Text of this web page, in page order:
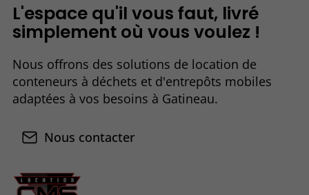
L'espace qu'il vous faut, livré
simplement où vous voulez !
Nous offrons des solutions de location de
conteneurs à déchets et d'entrepôts mobiles
adaptées à vos besoins à Gatineau.
Nous contacter